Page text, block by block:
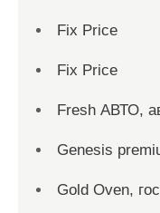
Fix Price
Fix Price
Fresh АВТО,
Genesis
Gold Oven,